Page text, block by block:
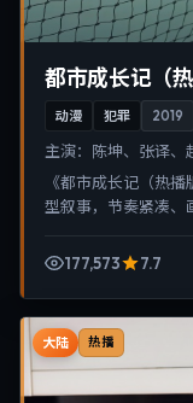
都市成长记（热
动漫 犯罪 2019
主演： 陈坤、张译、
《都市成长记（热
型叙事，节奏紧凑、
177,573
7.7
大陆 热播